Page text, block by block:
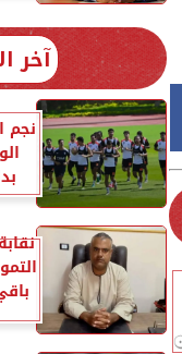
آخر
نجم